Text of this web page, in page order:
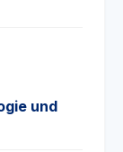
und